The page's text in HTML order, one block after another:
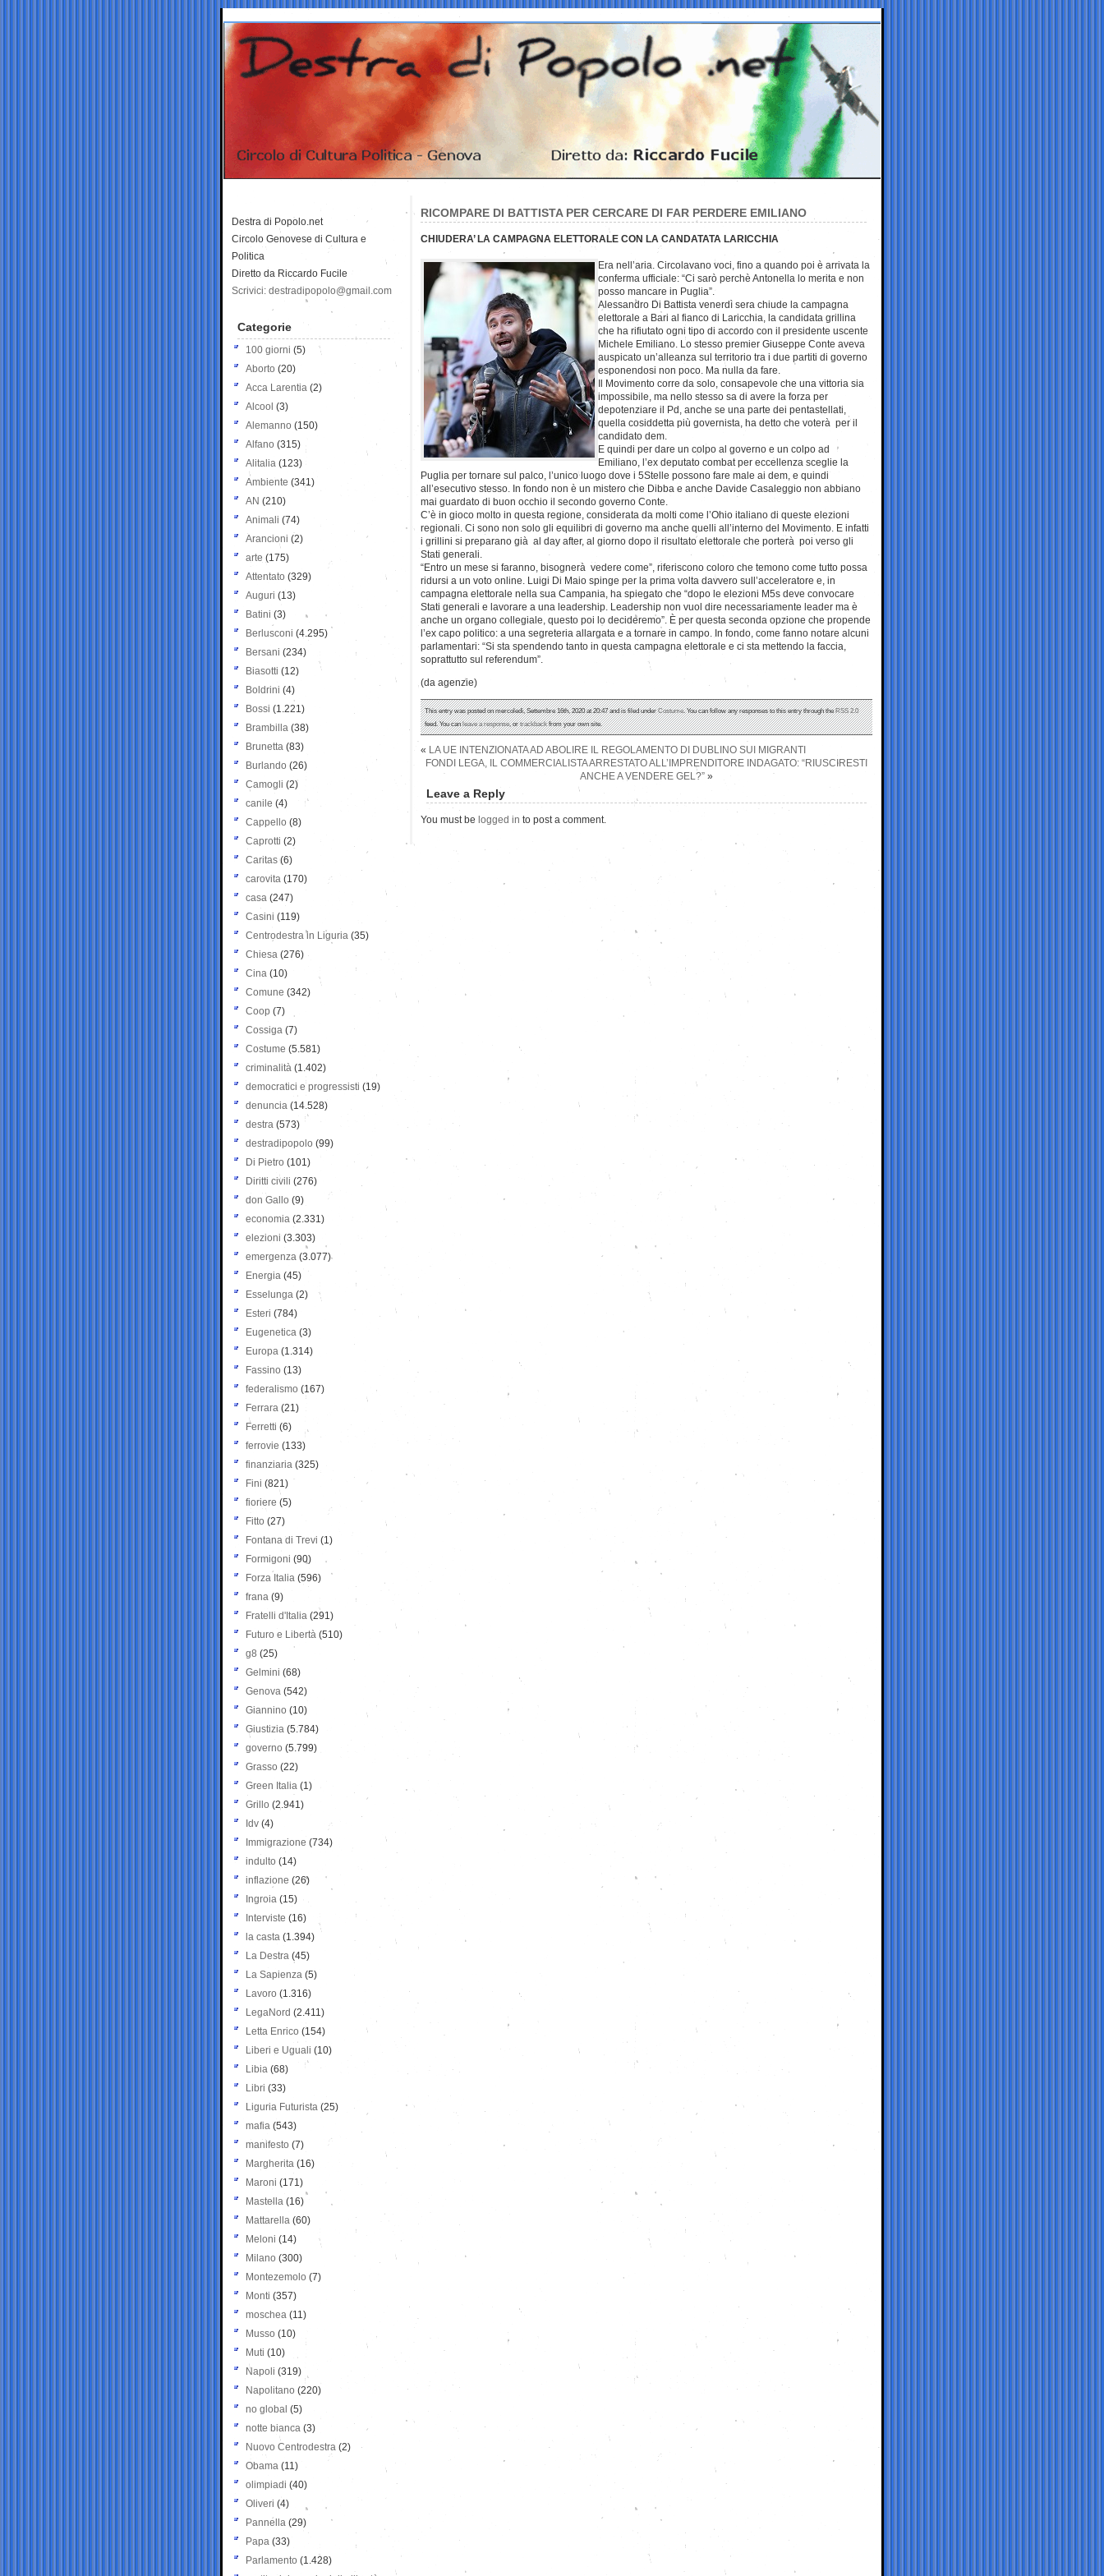
RICOMPARE DI BATTISTA PER CERCARE DI FAR PERDERE EMILIANO
CHIUDERA’ LA CAMPAGNA ELETTORALE CON LA CANDATATA LARICCHIA
Era nell’aria. Circolavano voci, fino a quando poi è arrivata la
conferma ufficiale: “Ci sarò perchè Antonella lo merita e non
posso mancare in Puglia”.
Alessandro Di Battista venerdì sera chiude la campagna
elettorale a Bari al fianco di Laricchia, la candidata grillina
che ha rifiutato ogni tipo di accordo con il presidente uscente
Michele Emiliano. Lo stesso premier Giuseppe Conte aveva
auspicato un’alleanza sul territorio tra i due partiti di governo
esponendosi non poco. Ma nulla da fare.
Il Movimento corre da solo, consapevole che una vittoria sia
impossibile, ma nello stesso sa di avere la forza per
depotenziare il Pd, anche se una parte dei pentastellati,
quella cosiddetta più governista, ha detto che voterà per il
candidato dem.
E quindi per dare un colpo al governo e un colpo ad
Emiliano, l’ex deputato combat per eccellenza sceglie la
Puglia per tornare sul palco, l’unico luogo dove i 5Stelle possono fare male ai dem, e quindi
all’esecutivo stesso. In fondo non è un mistero che Dibba e anche Davide Casaleggio non abbiano
mai guardato di buon occhio il secondo governo Conte.
C’è in gioco molto in questa regione, considerata da molti come l’Ohio italiano di queste elezioni
regionali. Ci sono non solo gli equilibri di governo ma anche quelli all’interno del Movimento. E infatti
i grillini si preparano già al day after, al giorno dopo il risultato elettorale che porterà poi verso gli
Stati generali.
“Entro un mese si faranno, bisognerà vedere come”, riferiscono coloro che temono come tutto possa
ridursi a un voto online. Luigi Di Maio spinge per la prima volta davvero sull’acceleratore e, in
campagna elettorale nella sua Campania, ha spiegato che “dopo le elezioni M5s deve convocare
Stati generali e lavorare a una leadership. Leadership non vuol dire necessariamente leader ma è
anche un organo collegiale, questo poi lo decideremo”. È per questa seconda opzione che propende
l’ex capo politico: a una segreteria allargata e a tornare in campo. In fondo, come fanno notare alcuni
parlamentari: “Si sta spendendo tanto in questa campagna elettorale e ci sta mettendo la faccia,
soprattutto sul referendum”.
(da agenzie)
This entry was posted on mercoledì, Settembre 16th, 2020 at 20:47 and is filed underCostume. You can follow any responses to this entry through theRSS 2.0
feed. You canleave a response, ortrackbackfrom your own site.
« LA UE INTENZIONATA AD ABOLIRE IL REGOLAMENTO DI DUBLINO SUI MIGRANTI
FONDI LEGA, IL COMMERCIALISTA ARRESTATO ALL’IMPRENDITORE INDAGATO: “RIUSCIRESTI
ANCHE A VENDERE GEL?” »
Leave a Reply
You must be logged in to post a comment.
Destra di Popolo.net
Circolo Genovese di Cultura e
Politica
Diretto da Riccardo Fucile
Scrivici: destradipopolo@gmail.com
Categorie
100 giorni (5)
Aborto (20)
Acca Larentia (2)
Alcool (3)
Alemanno (150)
Alfano (315)
Alitalia (123)
Ambiente (341)
AN (210)
Animali (74)
Arancioni (2)
arte (175)
Attentato (329)
Auguri (13)
Batini (3)
Berlusconi (4.295)
Bersani (234)
Biasotti (12)
Boldrini (4)
Bossi (1.221)
Brambilla (38)
Brunetta (83)
Burlando (26)
Camogli (2)
canile (4)
Cappello (8)
Caprotti (2)
Caritas (6)
carovita (170)
casa (247)
Casini (119)
Centrodestra in Liguria (35)
Chiesa (276)
Cina (10)
Comune (342)
Coop (7)
Cossiga (7)
Costume (5.581)
criminalità (1.402)
democratici e progressisti (19)
denuncia (14.528)
destra (573)
destradipopolo (99)
Di Pietro (101)
Diritti civili (276)
don Gallo (9)
economia (2.331)
elezioni (3.303)
emergenza (3.077)
Energia (45)
Esselunga (2)
Esteri (784)
Eugenetica (3)
Europa (1.314)
Fassino (13)
federalismo (167)
Ferrara (21)
Ferretti (6)
ferrovie (133)
finanziaria (325)
Fini (821)
fioriere (5)
Fitto (27)
Fontana di Trevi (1)
Formigoni (90)
Forza Italia (596)
frana (9)
Fratelli d'Italia (291)
Futuro e Libertà (510)
g8 (25)
Gelmini (68)
Genova (542)
Giannino (10)
Giustizia (5.784)
governo (5.799)
Grasso (22)
Green Italia (1)
Grillo (2.941)
Idv (4)
Immigrazione (734)
indulto (14)
inflazione (26)
Ingroia (15)
Interviste (16)
la casta (1.394)
La Destra (45)
La Sapienza (5)
Lavoro (1.316)
LegaNord (2.411)
Letta Enrico (154)
Liberi e Uguali (10)
Libia (68)
Libri (33)
Liguria Futurista (25)
mafia (543)
manifesto (7)
Margherita (16)
Maroni (171)
Mastella (16)
Mattarella (60)
Meloni (14)
Milano (300)
Montezemolo (7)
Monti (357)
moschea (11)
Musso (10)
Muti (10)
Napoli (319)
Napolitano (220)
no global (5)
notte bianca (3)
Nuovo Centrodestra (2)
Obama (11)
olimpiadi (40)
Oliveri (4)
Pannella (29)
Papa (33)
Parlamento (1.428)